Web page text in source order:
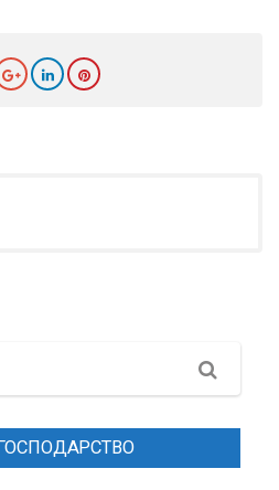
Search